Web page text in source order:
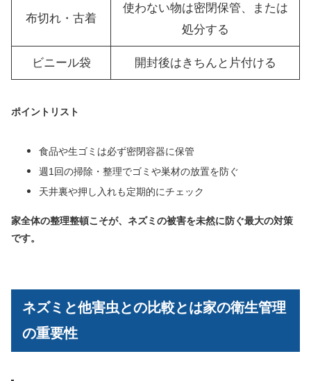
布切れ・古着
使わない物は密閉保管、または
処分する
ビニール袋 開封後はきちんと片付ける
ポイントリスト
食品や生ゴミは必ず密閉容器に保管
週1回の掃除・整理でゴミや巣材の放置を防ぐ
天井裏や押し入れも定期的にチェック
家全体の整理整頓こそが、ネズミの被害を未然に防ぐ最大の対策
です。
ネズミと他害虫との比較とは家の衛生管理
の重要性